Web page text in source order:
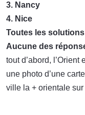
3. Nancy
4. Nice
Toutes les
Aucune des
tout d’abord, l’Orient
une photo d’une
ville la + orientale